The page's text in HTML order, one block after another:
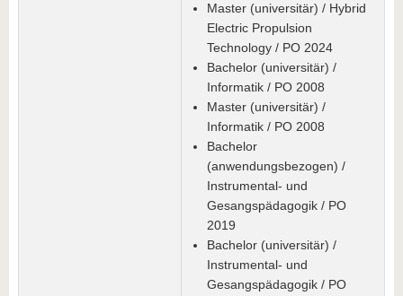
Master (universitär) / Hybrid
Electric Propulsion
Technology / PO 2024
Bachelor (universitär) /
Informatik / PO 2008
Master (universitär) /
Informatik / PO 2008
Bachelor
(anwendungsbezogen) /
Instrumental- und
Gesangspädagogik / PO
2019
Bachelor (universitär) /
Instrumental- und
Gesangspädagogik / PO